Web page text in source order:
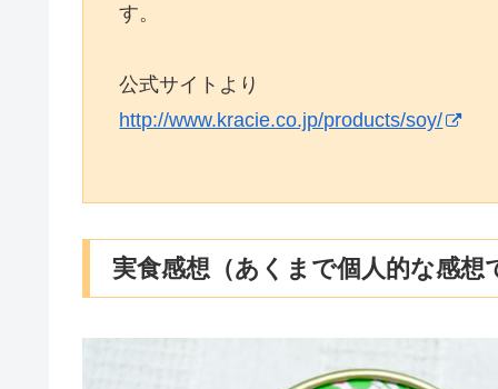
す。
公式サイトより
http://www.kracie.co.jp/products/soy/
実食感想（あくまで個人的な感